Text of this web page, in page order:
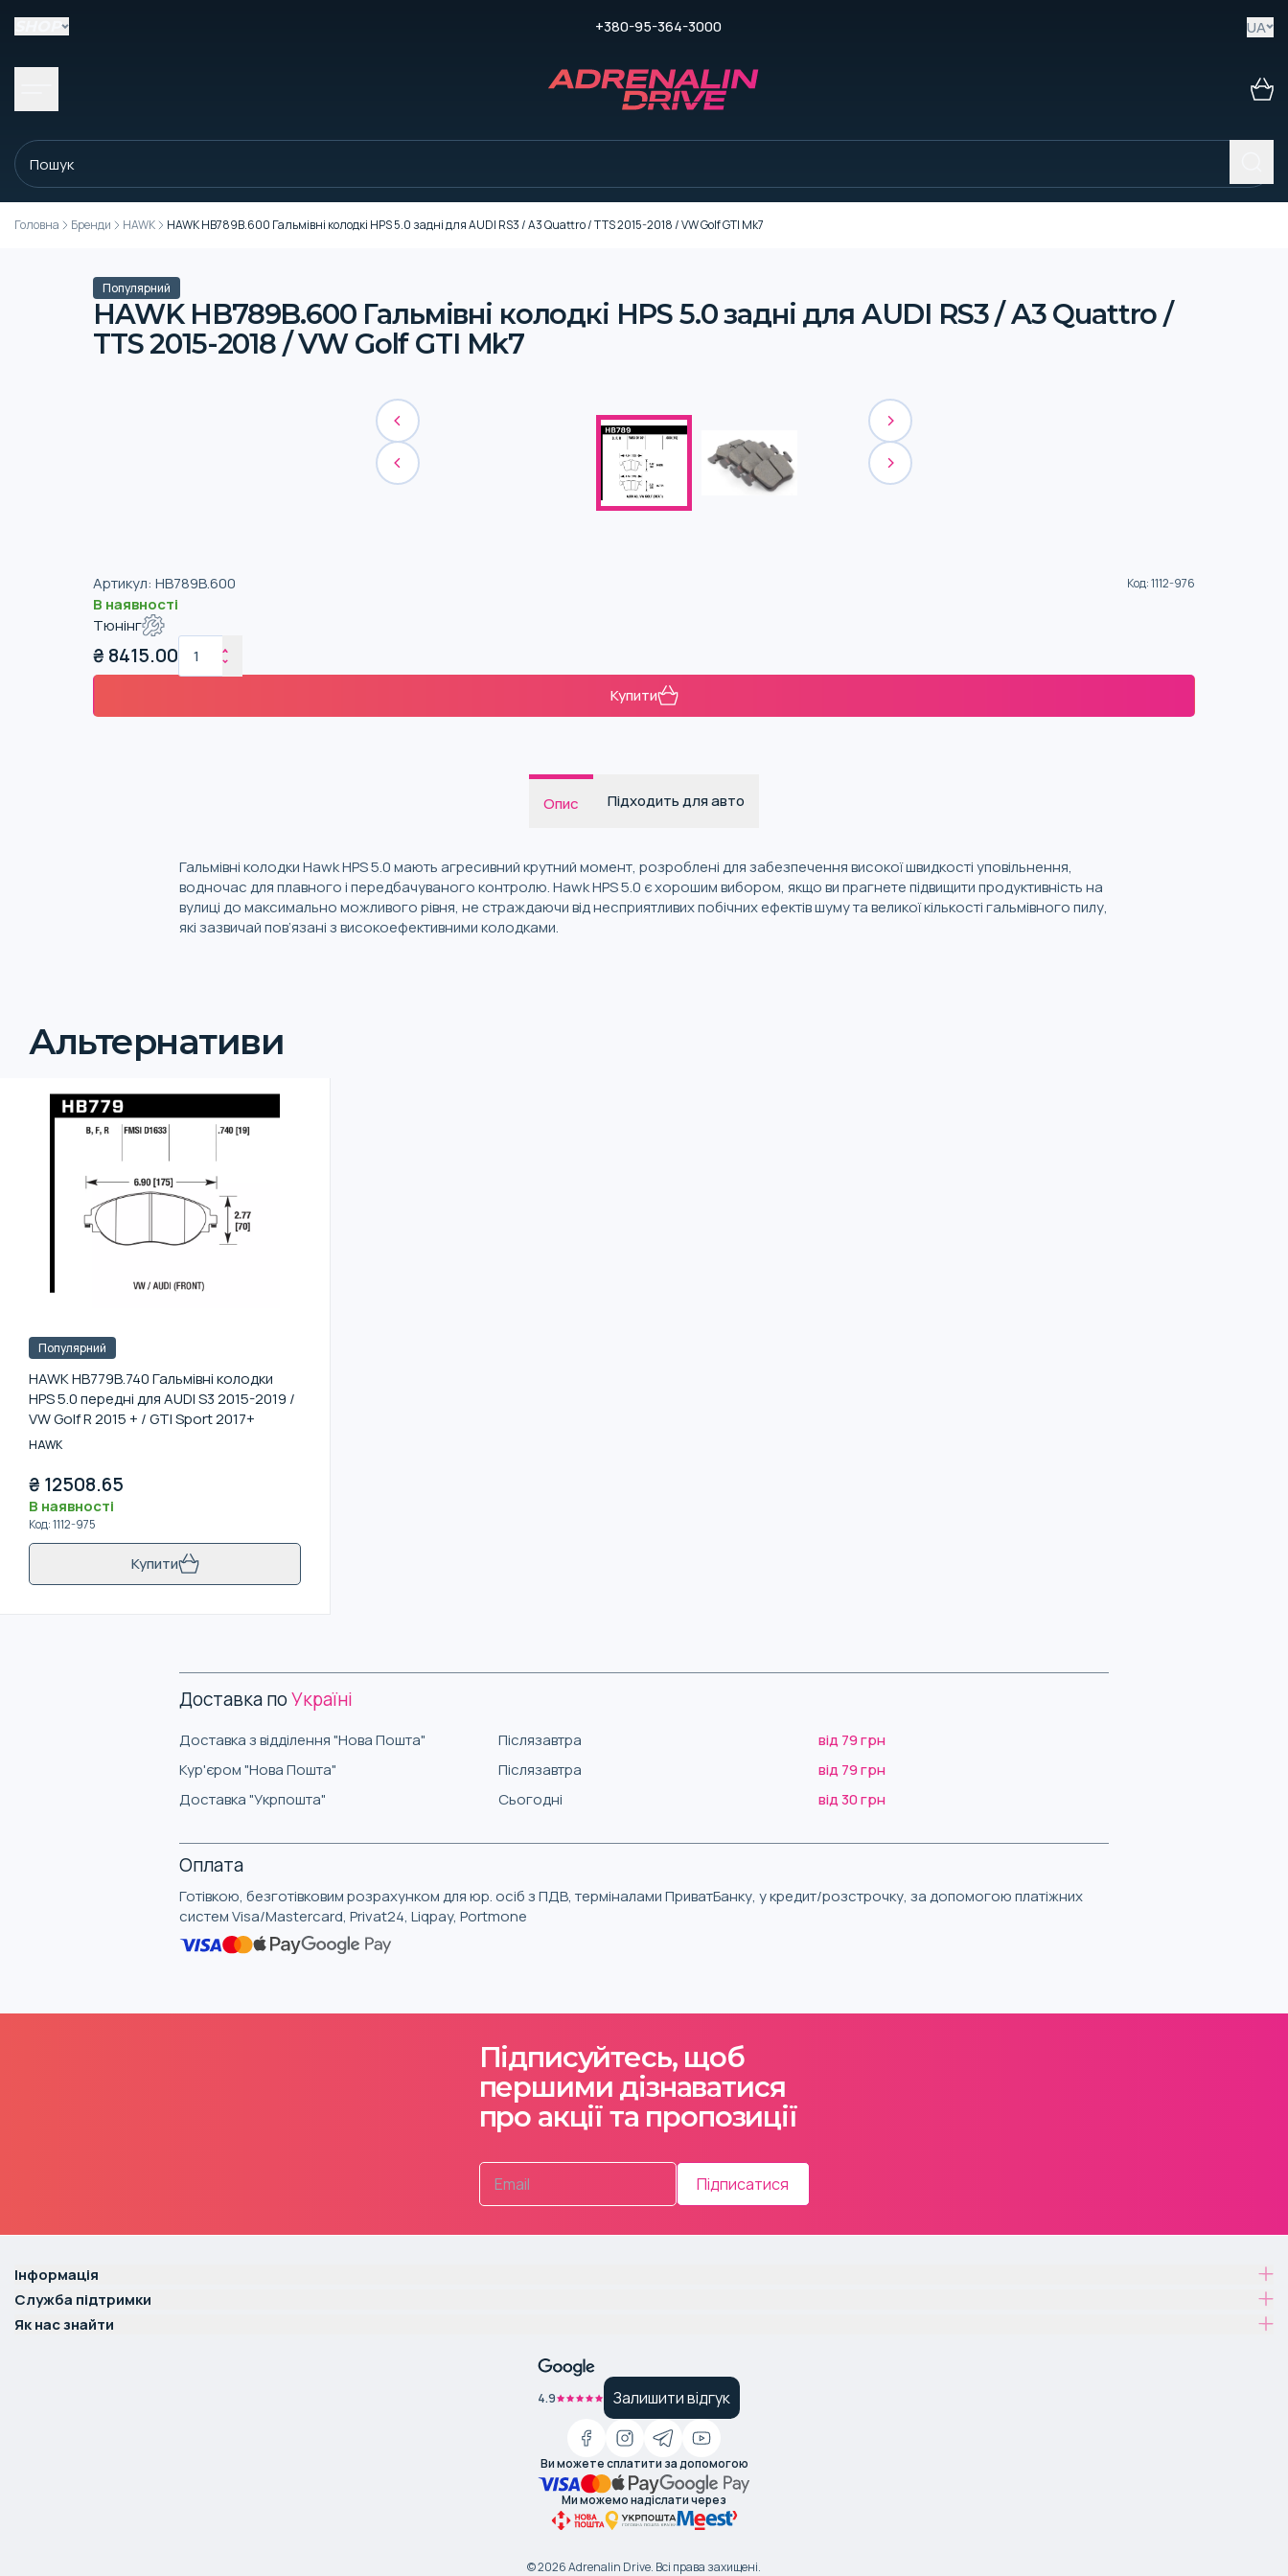
+380-95-364-3000 UA
Головна Бренди HAWK HAWK HB789B.600 Гальмівні колодкі HPS 5.0 задні для AUDI RS3 / A3 Quattro / TTS 2015-2018 / VW Golf GTI Mk7
Популярний
HAWK HB789B.600 Гальмівні колодкі HPS 5.0 задні для AUDI RS3 / A3 Quattro /
TTS 2015-2018 / VW Golf GTI Mk7
Артикул: HB789B.600 Код:1112-976
В наявності
Тюнінг
₴ 8415.00
Купити
Опис Підходить для авто
Гальмівні колодки Hawk HPS 5.0 мають агресивний крутний момент, розроблені для забезпечення високої швидкості уповільнення,
водночас для плавного і передбачуваного контролю. Hawk HPS 5.0 є хорошим вибором, якщо ви прагнете підвищити продуктивність на
вулиці до максимально можливого рівня, не страждаючи від несприятливих побічних ефектів шуму та великої кількості гальмівного пилу,
які зазвичай пов’язані з високоефективними колодками.
Альтернативи
Популярний
HAWK HB779B.740 Гальмівні колодки
HPS 5.0 передні для AUDI S3 2015-2019 /
VW Golf R 2015 + / GTI Sport 2017+
HAWK
₴ 12508.65
В наявності
Код:1112-975
Купити
Доставка поУкраїні
Доставка з відділення "Нова Пошта" Післязавтра
від 79 грн
Кур'єром "Нова Пошта"
Післязавтра
від 79 грн
Доставка "Укрпошта"
Сьогодні від 30 грн
Оплата
Готівкою, безготівковим розрахунком для юр. осіб з ПДВ, терміналами ПриватБанку, у кредит/розстрочку, за допомогою платіжних
систем Visa/Mastercard, Privat24, Liqpay, Portmone
Підписуйтесь, щоб
першими дізнаватися
про акції та пропозиції
Підписатися
Інформація
Служба підтримки
Як нас знайти
4.9 Залишити відгук
Ви можете сплатити за допомогою
Ми можемо надіслати через
©2026Adrenalin Drive. Всі права захищені.